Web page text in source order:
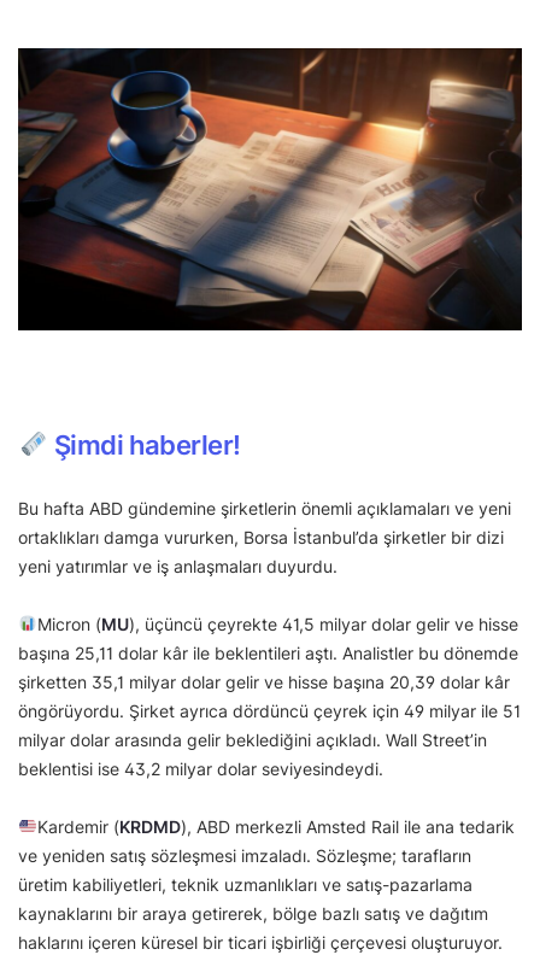
Şimdi haberler!
Bu hafta ABD gündemine şirketlerin önemli açıklamaları ve yeni
ortaklıkları damga vururken, Borsa İstanbul’da şirketler bir dizi
yeni yatırımlar ve iş anlaşmaları duyurdu.
Micron (MU), üçüncü çeyrekte 41,5 milyar dolar gelir ve hisse
başına 25,11 dolar kâr ile beklentileri aştı. Analistler bu dönemde
şirketten 35,1 milyar dolar gelir ve hisse başına 20,39 dolar kâr
öngörüyordu. Şirket ayrıca dördüncü çeyrek için 49 milyar ile 51
milyar dolar arasında gelir beklediğini açıkladı. Wall Street’in
beklentisi ise 43,2 milyar dolar seviyesindeydi.
Kardemir (KRDMD), ABD merkezli Amsted Rail ile ana tedarik
ve yeniden satış sözleşmesi imzaladı. Sözleşme; tarafların
üretim kabiliyetleri, teknik uzmanlıkları ve satış-pazarlama
kaynaklarını bir araya getirerek, bölge bazlı satış ve dağıtım
haklarını içeren küresel bir ticari işbirliği çerçevesi oluşturuyor.